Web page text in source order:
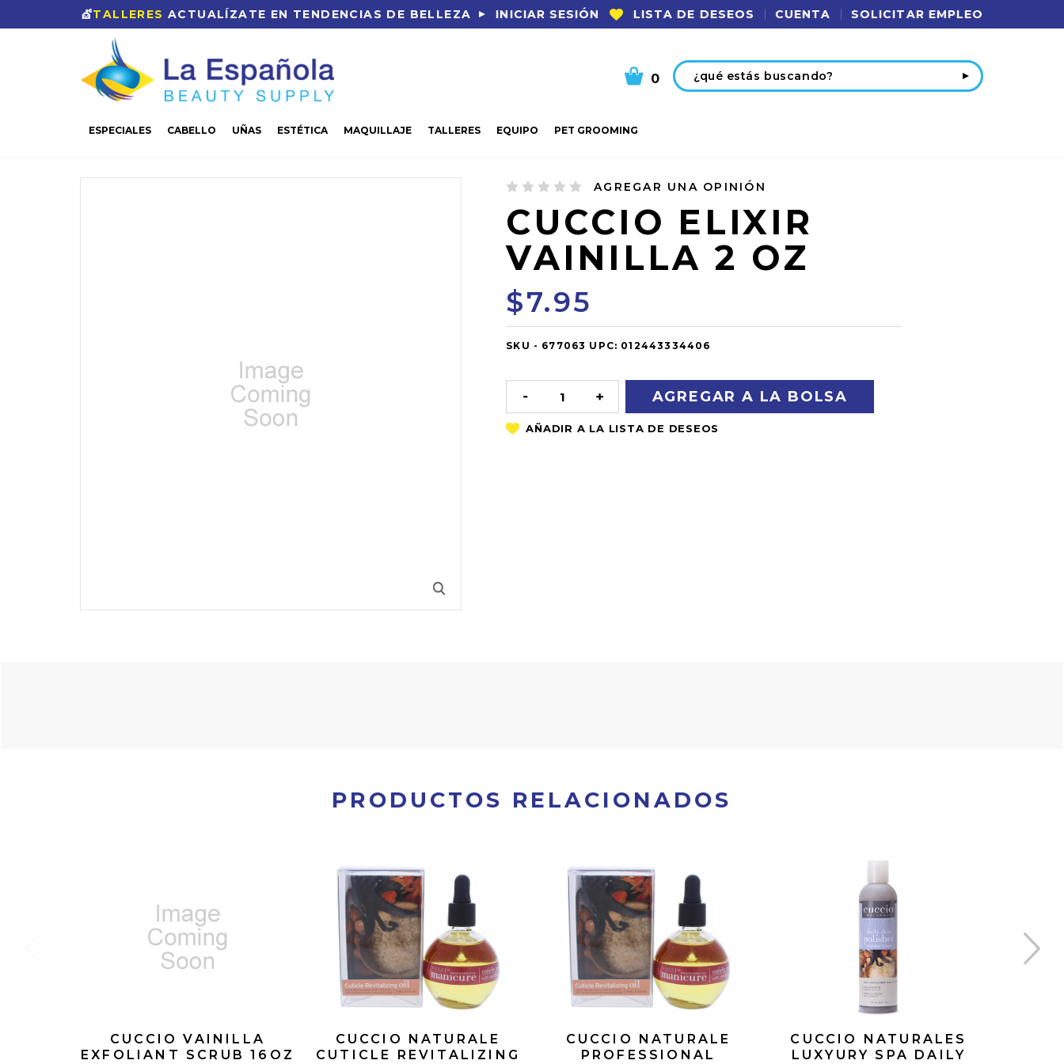
💇TALLERES ACTUALÍZATE EN TENDENCIAS DE BELLEZA INICIAR SESIÓN LISTA DE DESEOS CUENTA SOLICITAR EMPLEO
Buscar
0
ESPECIALES CABELLO UÑAS ESTÉTICA MAQUILLAJE TALLERES EQUIPO PET GROOMING
AGREGAR UNA OPINIÓN
CUCCIO ELIXIR
VAINILLA 2 OZ
$7.95
OUT
STOCK
SKU - 677063 UPC: 012443334406
DISMINUIR
LA
CANTIDAD:
AUMENTAR
LA
CANTIDAD:
PRODUCTOS RELACIONADOS
CUCCIO VAINILLA
EXFOLIANT SCRUB 16OZ
CUCCIO NATURALE
CUTICLE REVITALIZING
CUCCIO NATURALE
PROFESSIONAL
CUCCIO NATURALES
LUXYURY SPA DAILY